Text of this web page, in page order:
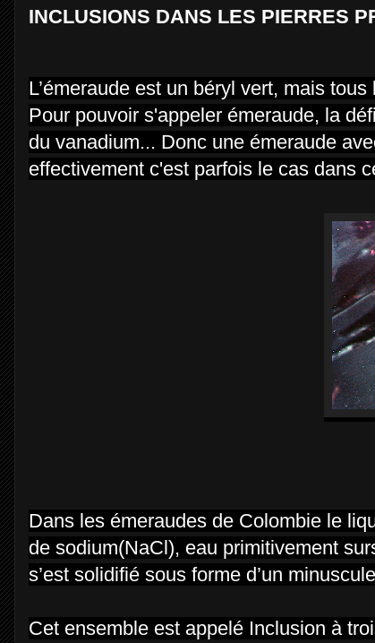
INCLUSIONS DANS LES PIERRES
L’émeraude est un béryl vert, mais
Pour pouvoir s'appeler émeraude, la
du vanadium... Donc une émeraude
effectivement c'est parfois le cas dans
Dans les émeraudes de Colombie le
de sodium(NaCl), eau primitivement
s’est solidifié sous forme d’un
Cet ensemble est appelé Inclusion à